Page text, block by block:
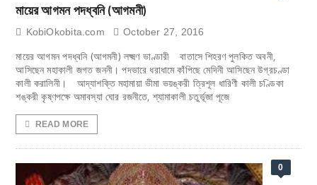
মায়ের আগমন পদধ্বনি (আগমনী)
KobiOkobita.com October 27, 2016
মায়ের আগমন পদধ্বনি (আগমনী) লক্ষ্মণ ভাণ্ডারী বাতাসে শিহরণ পুলকিত অবনী,
আসিছেন মহাকালী জগত জননী। পদভারে ধরাধামে কাঁপিছে মেদিনী আসিছেন উগ্রচণ্ডা
কালী করালিনী। আদ্যাশক্তি মহামায়া ভীমা ভয়ঙ্করী ত্রিশূল ধারিণী কালী চণ্ডিকা
শঙ্করী কৃষ্ণপক্ষে অমাবস্যা ঘোর রজনীতে, শ্যামাকালী চতুর্ভূজা পূজে
READ MORE
0